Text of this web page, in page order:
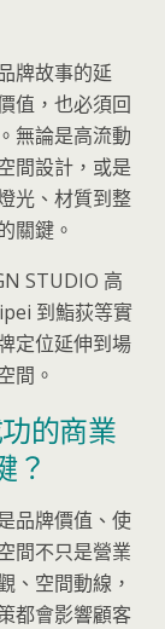
牌故事的延
值，也必須回
無論是高流動
間設計，或是
光、材質到整
關鍵。
STUDIO 高
到鮨荻等實
定位延伸到場
間。
的商業
？
品牌價值、使
間不只是營業
、空間動線，
都會影響顧客